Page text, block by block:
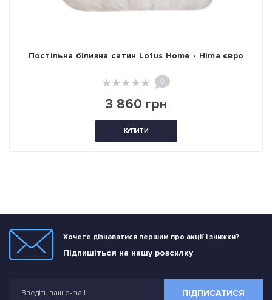
Постільна білизна сатин Lotus Home - Hima євро
0
3 860 грн
КУПИТИ
Хочете дізнаватися першим про акції і знижки?
Підпишіться на нашу розсилку
ПІДПИСАТИСЯ